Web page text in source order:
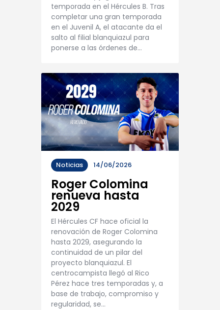
temporada en el Hércules B. Tras
completar una gran temporada
en el Juvenil A, el atacante da el
salto al filial blanquiazul para
ponerse a las órdenes de…
Noticias 14/06/2026
Roger Colomina
renueva hasta
2029
El Hércules CF hace oficial la
renovación de Roger Colomina
hasta 2029, asegurando la
continuidad de un pilar del
proyecto blanquiazul. El
centrocampista llegó al Rico
Pérez hace tres temporadas y, a
base de trabajo, compromiso y
regularidad, se…